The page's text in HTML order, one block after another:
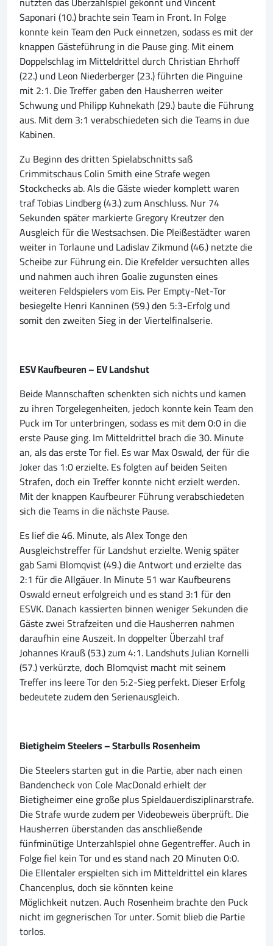
Saponari (10.) brachte sein Team in Front. In Folge
konnte kein Team den Puck einnetzen, sodass es mit der
knappen Gästeführung in die Pause ging. Mit einem
Doppelschlag im Mitteldrittel durch Christian Ehrhoff
(22.) und Leon Niederberger (23.) führten die Pinguine
mit 2:1. Die Treffer gaben den Hausherren weiter
Schwung und Philipp Kuhnekath (29.) baute die Führung
aus. Mit dem 3:1 verabschiedeten sich die Teams in due
Kabinen.
Zu Beginn des dritten Spielabschnitts saß
Crimmitschaus Colin Smith eine Strafe wegen
Stockchecks ab. Als die Gäste wieder komplett waren
traf Tobias Lindberg (43.) zum Anschluss. Nur 74
Sekunden später markierte Gregory Kreutzer den
Ausgleich für die Westsachsen. Die Pleißestädter waren
weiter in Torlaune und Ladislav Zikmund (46.) netzte die
Scheibe zur Führung ein. Die Krefelder versuchten alles
und nahmen auch ihren Goalie zugunsten eines
weiteren Feldspielers vom Eis. Per Empty-Net-Tor
besiegelte Henri Kanninen (59.) den 5:3-Erfolg und
somit den zweiten Sieg in der Viertelfinalserie.
ESV Kaufbeuren – EV Landshut
Beide Mannschaften schenkten sich nichts und kamen
zu ihren Torgelegenheiten, jedoch konnte kein Team den
Puck im Tor unterbringen, sodass es mit dem 0:0 in die
erste Pause ging. Im Mitteldrittel brach die 30. Minute
an, als das erste Tor fiel. Es war Max Oswald, der für die
Joker das 1:0 erzielte. Es folgten auf beiden Seiten
Strafen, doch ein Treffer konnte nicht erzielt werden.
Mit der knappen Kaufbeurer Führung verabschiedeten
sich die Teams in die nächste Pause.
Es lief die 46. Minute, als Alex Tonge den
Ausgleichstreffer für Landshut erzielte. Wenig später
gab Sami Blomqvist (49.) die Antwort und erzielte das
2:1 für die Allgäuer. In Minute 51 war Kaufbeurens
Oswald erneut erfolgreich und es stand 3:1 für den
ESVK. Danach kassierten binnen weniger Sekunden die
Gäste zwei Strafzeiten und die Hausherren nahmen
daraufhin eine Auszeit. In doppelter Überzahl traf
Johannes Krauß (53.) zum 4:1. Landshuts Julian Kornelli
(57.) verkürzte, doch Blomqvist macht mit seinem
Treffer ins leere Tor den 5:2-Sieg perfekt. Dieser Erfolg
bedeutete zudem den Serienausgleich.
Bietigheim Steelers – Starbulls Rosenheim
Die Steelers starten gut in die Partie, aber nach einen
Bandencheck von Cole MacDonald erhielt der
Bietigheimer eine große plus Spieldauerdisziplinarstrafe.
Die Strafe wurde zudem per Videobeweis überprüft. Die
Hausherren überstanden das anschließende
fünfminütige Unterzahlspiel ohne Gegentreffer. Auch in
Folge fiel kein Tor und es stand nach 20 Minuten 0:0.
Die Ellentaler erspielten sich im Mitteldrittel ein klares
Chancenplus, doch sie könnten keine
Möglichkeit nutzen. Auch Rosenheim brachte den Puck
nicht im gegnerischen Tor unter. Somit blieb die Partie
torlos.